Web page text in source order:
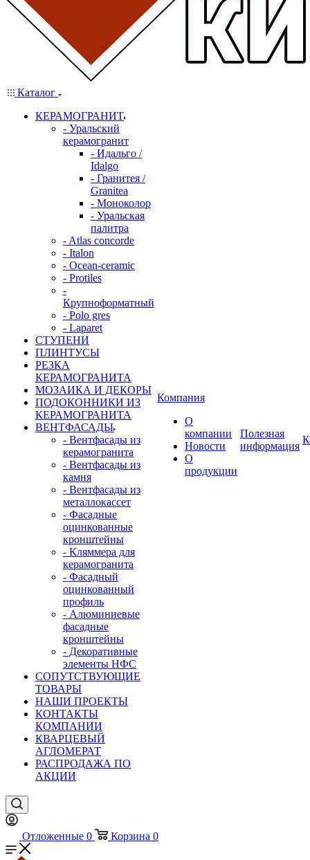
Каталог
КЕРАМОГРАНИТ
- Уральский
керамогранит
- Идальго /
Idalgo
- Гранитея /
Granitea
- Моноколор
- Уральская
палитра
- Atlas concorde
- Italon
- Ocean-ceramic
- Protiles
-
Крупноформатный
- Polo gres
- Laparet
СТУПЕНИ
ПЛИНТУСЫ
РЕЗКА
КЕРАМОГРАНИТА
МОЗАИКА И ДЕКОРЫ
ПОДОКОННИКИ ИЗ
КЕРАМОГРАНИТА
ВЕНТФАСАДЫ
- Вентфасады из
керамогранита
- Вентфасады из
камня
- Вентфасады из
металлокассет
- Фасадные
оцинкованные
кронштейны
- Кляммера для
керамогранита
- Фасадный
оцинкованный
профиль
- Алюминиевые
фасадные
кронштейны
- Декоративные
элементы НФС
СОПУТСТВУЮЩИЕ
ТОВАРЫ
НАШИ ПРОЕКТЫ
КОНТАКТЫ
КОМПАНИИ
КВАРЦЕВЫЙ
АГЛОМЕРАТ
РАСПРОДАЖА ПО
АКЦИИ
Компания
О
компании
Новости
О
продукции
Полезная
информация
Отложенные 0 Корзина 0